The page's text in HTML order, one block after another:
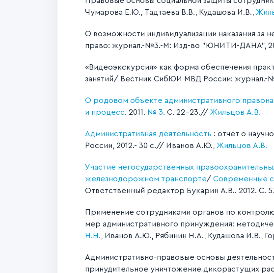
Чумарова Е.Ю., Тадтаева В.В., Кудашова И.В.,
О возможности индивидуализации наказания за
право: журнал.-№3.-М: Изд-во "ЮНИТИ-ДАНА",
«Видеоэкскурсия» как форма обеспечения
занятий/ Вестник СибЮИ МВД России: журнал.-
О родовом объекте административного
и процесс. 2011. № 3. С. 22-23.// Жильцов А.В.
Административная деятельность : отчет о
России, 2012.- 30 с.// Иванов А.Ю., Жильцов А.В.
Участие негосударственных
железнодорожном транспорте/ Современные
Ответственный редактор Букарин А.В.. 2012. С.
Применение сотрудниками органов по
мер административного принуждения:
Н.Н. , Иванов А.Ю., Рябинин Н.А., Кудашова И.В.,
Административно-правовые основы
принудительное уничтожение дикорастущих